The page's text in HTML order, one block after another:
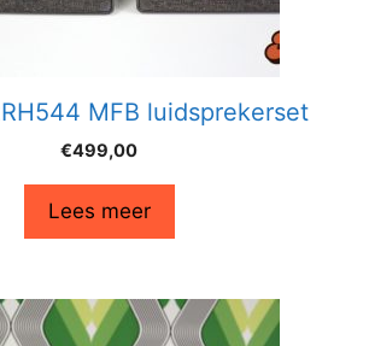
MFB luidsprekerset
€499,00
Lees meer